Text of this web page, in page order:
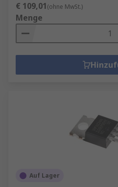
€ 109,01(ohne MwSt.)
Menge
Auf Lager